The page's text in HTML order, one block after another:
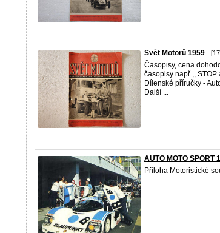
Svět Motorů 1959 -
Časopisy, cena
časopisy např ,, STOP
Dílenské příručky -
Další ...
AUTO MOTO SPORT
Příloha Motoristické